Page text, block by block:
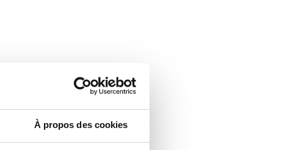
À propos des cookies